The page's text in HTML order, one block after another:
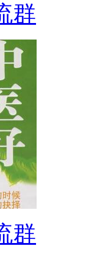
群
群